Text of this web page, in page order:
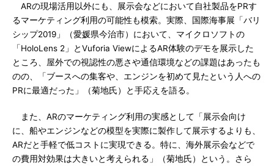
ARの現場活用以外にも、展示会などにおいて自社製品をPRす
るマーケティング利用の可能性も模索。実際、国際海事展「バリ
シップ2019」（愛媛県今治市）において、マイクロソフトの
「HoloLens 2」とVuforia ViewによるAR体験のデモを展示した
ところ、屋外での視認性の悪さや通信環境などの課題はあったも
のの、「ブースへの集客や、エンジンを初めて見たという人への
PRに最適だった」（菊地氏）と手応えを語る。
また、ARのマーケティング利用の実感として「展示会向け
に、船やエンジンなどの模型を実際に製作して展示するよりも、
ARだと手軽で低コストに実現できる。特に、海外展示会などで
の費用対効果は大きいと考えられる」（菊地氏）という。さら